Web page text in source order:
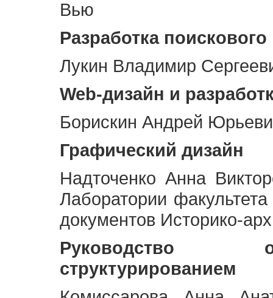
Вью
Разработка
Лукин Владимир
Web-дизайн и
Борискин Андрей
Графический дизайн
Надточенко Анна
Лаборатории
документов Историко-
Руководство
структурированием